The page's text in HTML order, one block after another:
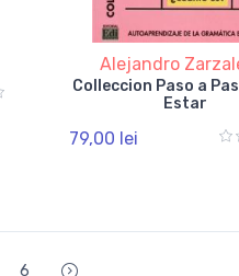
Alejandro
Colleccion Paso a
Estar
79,00 lei
6